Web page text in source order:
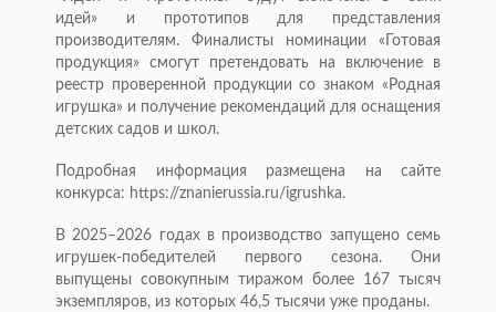
идей» и прототипов для представления
производителям. Финалисты номинации «Готовая
продукция» смогут претендовать на включение в
реестр проверенной продукции со знаком «Родная
игрушка» и получение рекомендаций для оснащения
детских садов и школ.
Подробная информация размещена на сайте
конкурса: https://znanierussia.ru/igrushka.
В 2025–2026 годах в производство запущено семь
игрушек-победителей первого сезона. Они
выпущены совокупным тиражом более 167 тысяч
экземпляров, из которых 46,5 тысячи уже проданы.